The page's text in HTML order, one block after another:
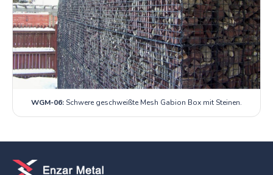
WGM-06:Schwere geschweißte Mesh Gabion Box mit Steinen.